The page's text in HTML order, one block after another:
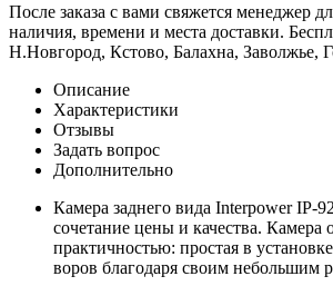
После заказа с вами свяжется менеджер
наличия, времени и места доставки.
Н.Новгород, Кстово, Балахна, Заволжье,
Описание
Характеристики
Отзывы
Задать вопрос
Дополнительно
Камера заднего вида Interpower IP-
сочетание цены и качества. Камера
практичностью: простая в
воров благодаря своим небольшим